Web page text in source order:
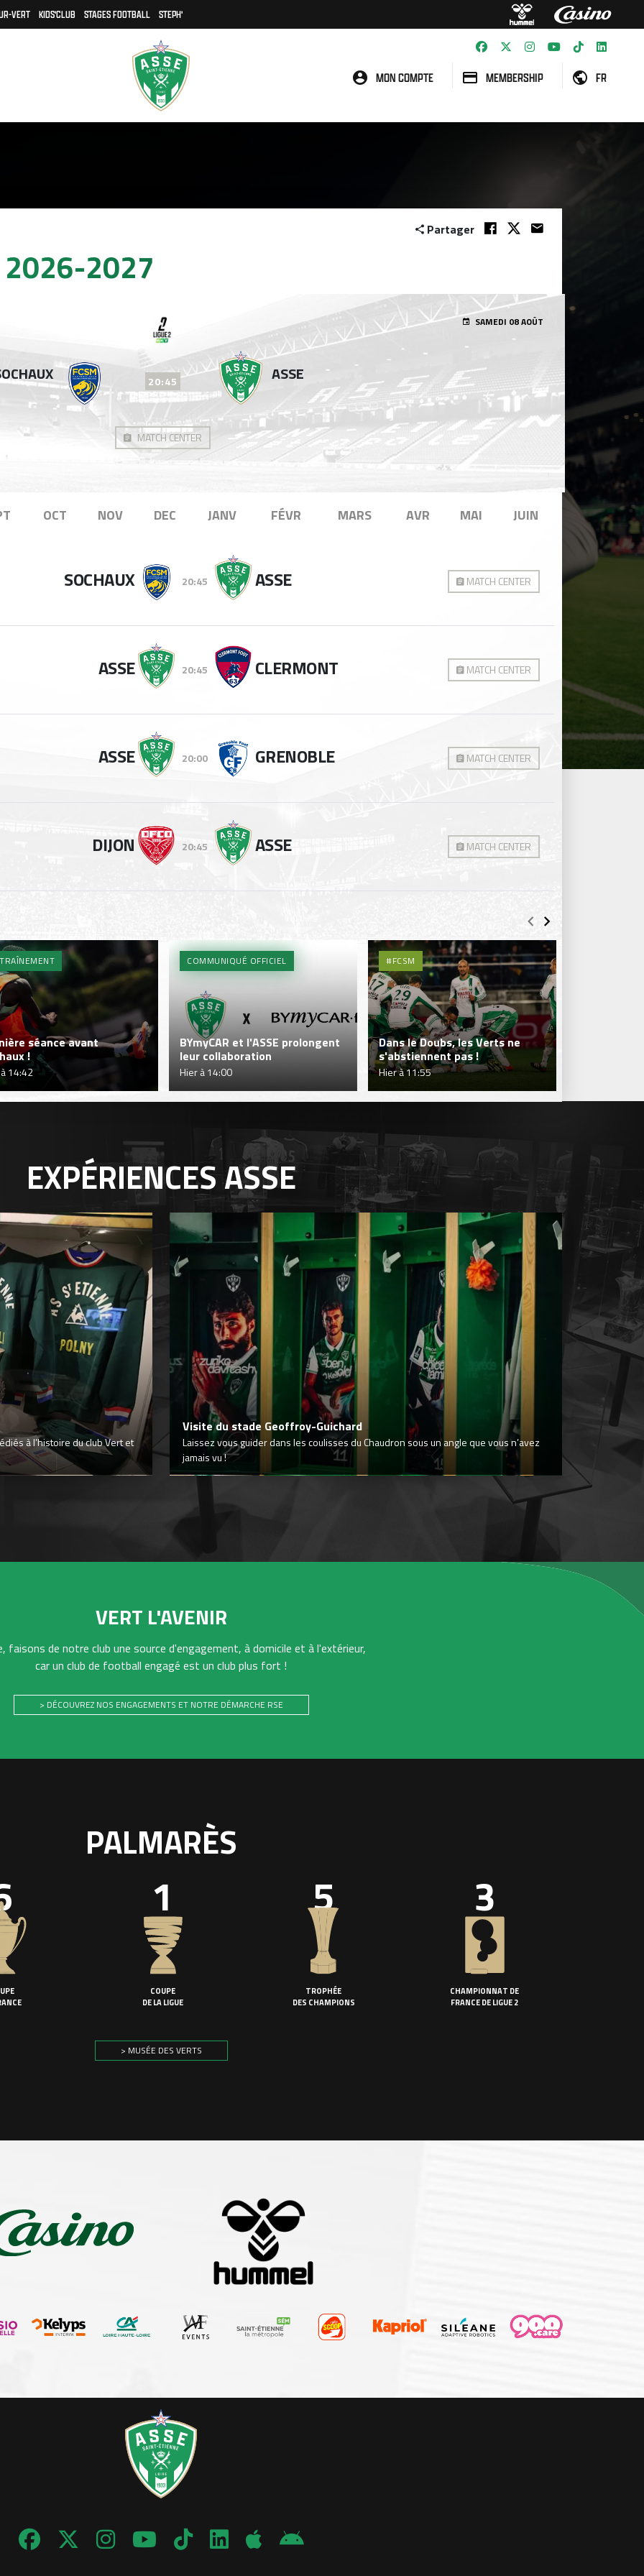
VERT KIDS'CLUB STAGES FOOTBALL STEPH'
MON COMPTE MEMBERSHIP FR
Partager
2027
SAMEDI 08 AOÛT
20:45 ASSE
MATCH CENTER
OCT NOV DEC JANV FÉVR MARS AVR MAI JUIN
SOCHAUX 20:45 ASSE MATCH CENTER
ASSE 20:45 CLERMONT MATCH CENTER
ASSE 20:00 GRENOBLE MATCH CENTER
DIJON 20:45 ASSE MATCH CENTER
séance avant
!
14:42
COMMUNIQUÉ OFFICIEL
BYmyCAR et l'ASSE prolongent
leur collaboration
Hier à 14:00
#FCSM
Dans le Doubs, les Verts ne
s'abstiennent pas !
Hier à 11:55
EXPÉRIENCESASSE
à l’histoire du club Vert et
Visite du stade Geoffroy-Guichard
Laissez vous guider dans les coulisses du Chaudron sous un angle que vous n’avez
jamais vu !
VERT L'AVENIR
faisons de notre club une source d'engagement, à domicile et à l'extérieur,
car un club de football engagé est un club plus fort !
> DÉCOUVREZ NOS ENGAGEMENTS ET NOTRE DÉMARCHE RSE
PALMARÈS
1
COUPE
DE LA LIGUE
5
TROPHÉE
DES CHAMPIONS
3
CHAMPIONNAT DE
FRANCE DE LIGUE 2
> MUSÉE DES VERTS